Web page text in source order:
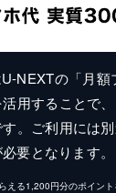
NEXTの「月
用することで
。ご利用には
要となります。
える1,200円分のポイン